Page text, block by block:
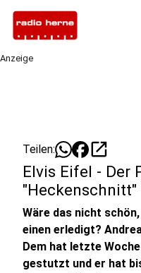
Anzeige
Teilen: open_in_new
Elvis Eifel - Der
"Heckenschnitt"
Wäre das nicht
einen erledigt?
Dem hat letzte
gestutzt und er hat